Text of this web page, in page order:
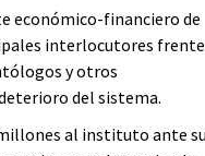
económico-financiero de
interlocutores frente
y otros
del sistema.
al instituto ante su